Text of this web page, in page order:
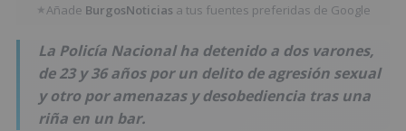
★Añade BurgosNoticias a tus fuentes preferidas de Google
La Policía Nacional ha detenido a dos varones,
de 23 y 36 años por un delito de agresión sexual
y otro por amenazas y desobediencia tras una
riña en un bar.